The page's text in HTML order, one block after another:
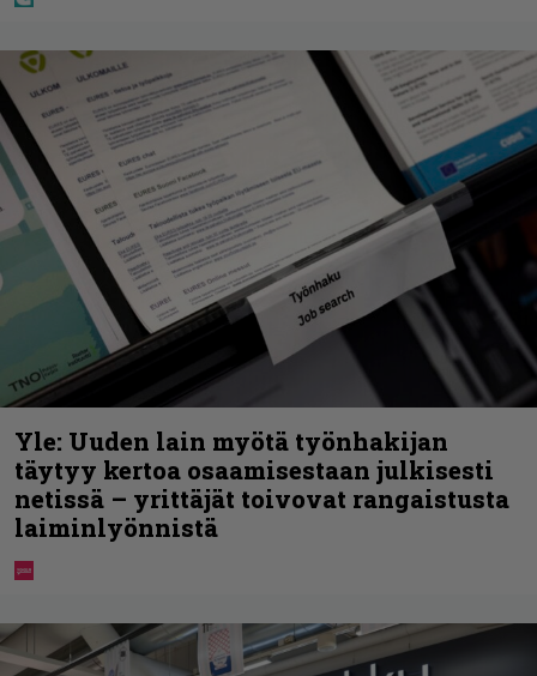
Yle: Uuden lain myötä työnhakijan
täytyy kertoa osaamisestaan julkisesti
netissä – yrittäjät toivovat rangaistusta
laiminlyönnistä